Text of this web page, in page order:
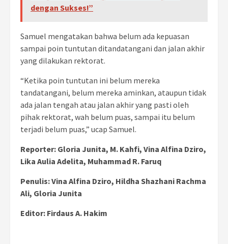
dengan Sukses!”
Samuel mengatakan bahwa belum ada kepuasan
sampai poin tuntutan ditandatangani dan jalan akhir
yang dilakukan rektorat.
“Ketika poin tuntutan ini belum mereka
tandatangani, belum mereka aminkan, ataupun tidak
ada jalan tengah atau jalan akhir yang pasti oleh
pihak rektorat, wah belum puas, sampai itu belum
terjadi belum puas,” ucap Samuel.
Reporter: Gloria Junita, M. Kahfi, Vina Alfina Dziro,
Lika Aulia Adelita, Muhammad R. Faruq
Penulis: Vina Alfina Dziro, Hildha Shazhani Rachma
Ali, Gloria Junita
Editor: Firdaus A. Hakim